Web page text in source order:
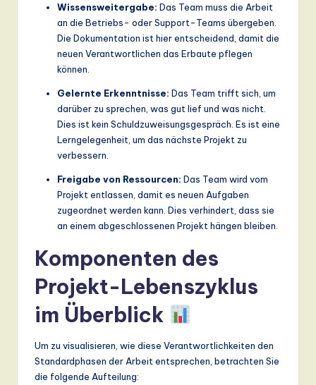
Wissensweitergabe: Das Team muss die Arbeit
an die Betriebs- oder Support-Teams übergeben.
Die Dokumentation ist hier entscheidend, damit die
neuen Verantwortlichen das Erbaute pflegen
können.
Gelernte Erkenntnisse: Das Team trifft sich, um
darüber zu sprechen, was gut lief und was nicht.
Dies ist kein Schuldzuweisungsgespräch. Es ist eine
Lerngelegenheit, um das nächste Projekt zu
verbessern.
Freigabe von Ressourcen: Das Team wird vom
Projekt entlassen, damit es neuen Aufgaben
zugeordnet werden kann. Dies verhindert, dass sie
an einem abgeschlossenen Projekt hängen bleiben.
Komponenten des
Projekt-Lebenszyklus
im Überblick
Um zu visualisieren, wie diese Verantwortlichkeiten den
Standardphasen der Arbeit entsprechen, betrachten Sie
die folgende Aufteilung: